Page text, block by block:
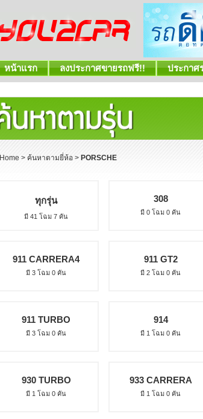
หน้าแรก ลงประกาศขายรถฟรี!! ประกาศ
Home > ค้นหาตามยี่ห้อ > PORSCHE
ทุกรุ่น
มี 41 โฉม 7 คัน
308
มี 0 โฉม 0 คัน
911 CARRERA4
มี 3 โฉม 0 คัน
911 GT2
มี 2 โฉม 0 คัน
911 TURBO
มี 3 โฉม 0 คัน
914
มี 1 โฉม 0 คัน
930 TURBO
มี 1 โฉม 0 คัน
933 CARRERA
มี 1 โฉม 0 คัน